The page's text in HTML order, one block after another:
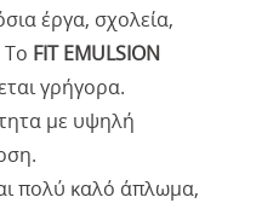
έργα, σχολεία,
Το FIT EMULSION
γρήγορα.
με υψηλή
πολύ καλό άπλωμα,